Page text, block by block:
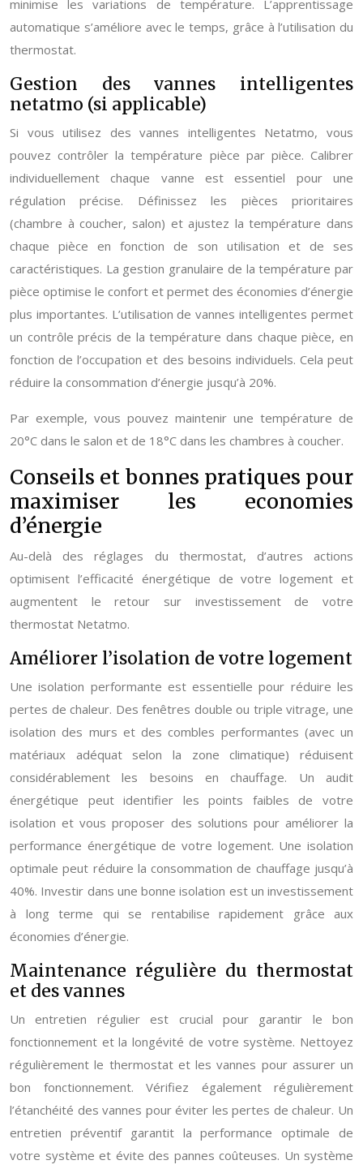
minimise les variations de température. L’apprentissage
automatique s’améliore avec le temps, grâce à l’utilisation du
thermostat.
Gestion des vannes intelligentes
netatmo (si applicable)
Si vous utilisez des vannes intelligentes Netatmo, vous
pouvez contrôler la température pièce par pièce. Calibrer
individuellement chaque vanne est essentiel pour une
régulation précise. Définissez les pièces prioritaires
(chambre à coucher, salon) et ajustez la température dans
chaque pièce en fonction de son utilisation et de ses
caractéristiques. La gestion granulaire de la température par
pièce optimise le confort et permet des économies d’énergie
plus importantes. L’utilisation de vannes intelligentes permet
un contrôle précis de la température dans chaque pièce, en
fonction de l’occupation et des besoins individuels. Cela peut
réduire la consommation d’énergie jusqu’à 20%.
Par exemple, vous pouvez maintenir une température de
20°C dans le salon et de 18°C dans les chambres à coucher.
Conseils et bonnes pratiques pour
maximiser les economies
d’énergie
Au-delà des réglages du thermostat, d’autres actions
optimisent l’efficacité énergétique de votre logement et
augmentent le retour sur investissement de votre
thermostat Netatmo.
Améliorer l’isolation de votre logement
Une isolation performante est essentielle pour réduire les
pertes de chaleur. Des fenêtres double ou triple vitrage, une
isolation des murs et des combles performantes (avec un
matériaux adéquat selon la zone climatique) réduisent
considérablement les besoins en chauffage. Un audit
énergétique peut identifier les points faibles de votre
isolation et vous proposer des solutions pour améliorer la
performance énergétique de votre logement. Une isolation
optimale peut réduire la consommation de chauffage jusqu’à
40%. Investir dans une bonne isolation est un investissement
à long terme qui se rentabilise rapidement grâce aux
économies d’énergie.
Maintenance régulière du thermostat
et des vannes
Un entretien régulier est crucial pour garantir le bon
fonctionnement et la longévité de votre système. Nettoyez
régulièrement le thermostat et les vannes pour assurer un
bon fonctionnement. Vérifiez également régulièrement
l’étanchéité des vannes pour éviter les pertes de chaleur. Un
entretien préventif garantit la performance optimale de
votre système et évite des pannes coûteuses. Un système